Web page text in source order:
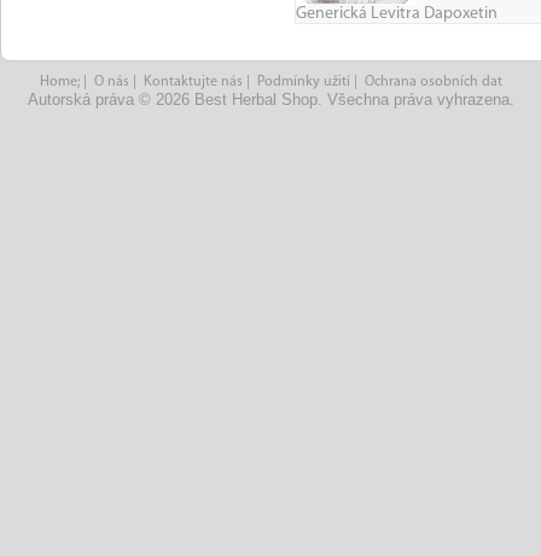
Generická Levitra Dapoxetin
Home;| O nás Kontaktujte nás Podmínky užití Ochrana osobních dat
Autorská práva © 2026 Best Herbal Shop. Všechna práva vyhrazena.